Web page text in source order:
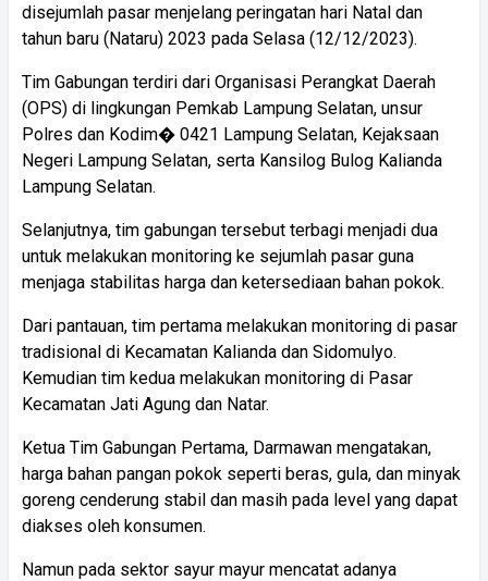
disejumlah pasar menjelang peringatan hari Natal dan
tahun baru (Nataru) 2023 pada Selasa (12/12/2023).
Tim Gabungan terdiri dari Organisasi Perangkat Daerah
(OPS) di lingkungan Pemkab Lampung Selatan, unsur
Polres dan Kodim� 0421 Lampung Selatan, Kejaksaan
Negeri Lampung Selatan, serta Kansilog Bulog Kalianda
Lampung Selatan.
Selanjutnya, tim gabungan tersebut terbagi menjadi dua
untuk melakukan monitoring ke sejumlah pasar guna
menjaga stabilitas harga dan ketersediaan bahan pokok.
Dari pantauan, tim pertama melakukan monitoring di pasar
tradisional di Kecamatan Kalianda dan Sidomulyo.
Kemudian tim kedua melakukan monitoring di Pasar
Kecamatan Jati Agung dan Natar.
Ketua Tim Gabungan Pertama, Darmawan mengatakan,
harga bahan pangan pokok seperti beras, gula, dan minyak
goreng cenderung stabil dan masih pada level yang dapat
diakses oleh konsumen.
Namun pada sektor sayur mayur mencatat adanya